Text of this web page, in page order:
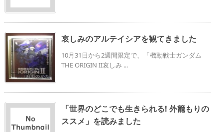
哀しみのアルテイシアを観てきました
10月31日から2週間限定で、「機動戦士ガンダム
THE ORIGIN II哀しみ ...
「世界のどこでも生きられる! 外籠もりの
ススメ」を読みました